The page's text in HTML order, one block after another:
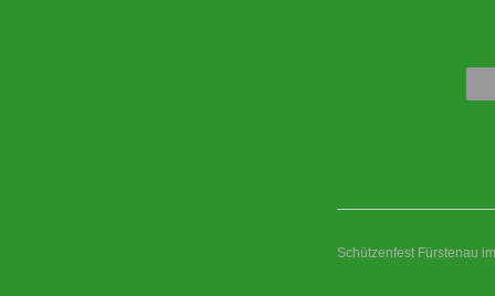
Schützenfest Fürstenau